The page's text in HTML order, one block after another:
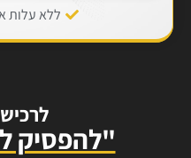
ללא עלות
"להפסיק